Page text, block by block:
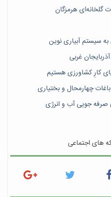
گلخانه‌ای هرمزگان
کارِ کشاورزی هستیم
صرفه جویی آب و انرژی
های اجتماعی